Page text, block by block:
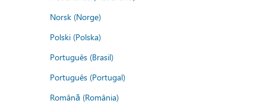
Norsk (Norge)
Polski (Polska)
Português (Brasil)
Português (Portugal)
Română (România)